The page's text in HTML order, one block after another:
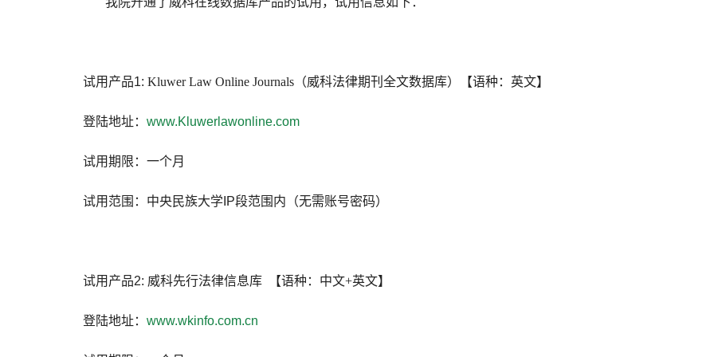
试用产品1: Kluwer Law Online Journals （威科法律期刊全文数据库）【语种：英文】
登陆地址： www.Kluwerlawonline.com
试用期限：一个月
试用范围：中央民族大学 IP段范围内（无需账号密码）
试用产品2: 威科先行法律信息库 【语种：中文+英文】
登陆地址： www.wkinfo.com.cn